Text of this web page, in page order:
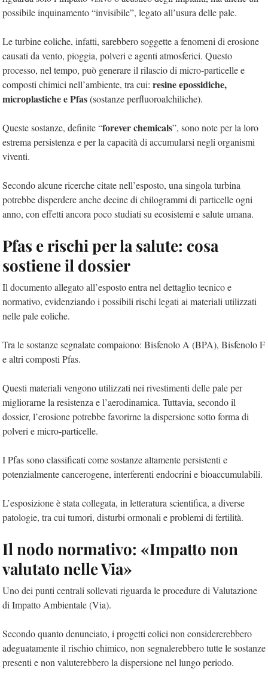
possibile inquinamento “invisibile”, legato all’usura delle pale.
Le turbine eoliche, infatti, sarebbero soggette a fenomeni di erosione
causati da vento, pioggia, polveri e agenti atmosferici. Questo
processo, nel tempo, può generare il rilascio di micro-particelle e
composti chimici nell’ambiente, tra cui: resine epossidiche,
microplastiche ePfas(sostanze perfluoroalchiliche).
Queste sostanze, definite “forever chemicals”, sono note per la loro
estrema persistenza e per la capacità di accumularsi negli organismi
viventi.
Secondo alcune ricerche citate nell’esposto, una singola turbina
potrebbe disperdere anche decine di chilogrammi di particelle ogni
anno, con effetti ancora poco studiati su ecosistemi e salute umana.
Pfas e rischi per la salute: cosa
sostiene il dossier
Il documento allegato all’esposto entra nel dettaglio tecnico e
normativo, evidenziando i possibili rischi legati ai materiali utilizzati
nelle pale eoliche.
Tra le sostanze segnalate compaiono: Bisfenolo A (BPA), Bisfenolo F
ealtri composti Pfas.
Questi materiali vengono utilizzati nei rivestimenti delle pale per
migliorarne la resistenza e l’aerodinamica. Tuttavia, secondo il
dossier, l’erosione potrebbe favorirne la dispersione sotto forma di
polveri e micro-particelle.
I Pfas sono classificati come sostanze altamente persistenti e
potenzialmentecancerogene, interferenti endocrini ebioaccumulabili.
L’esposizione è stata collegata, in letteratura scientifica, a diverse
patologie, tra cui tumori, disturbi ormonali e problemi di fertilità.
Il nodo normativo: «Impatto non
valutato nelle Via»
Uno dei punti centrali sollevati riguarda le procedure di Valutazione
di Impatto Ambientale (Via).
Secondo quanto denunciato, i progetti eolici non considererebbero
adeguatamente il rischio chimico, non segnalerebbero tutte le sostanze
presenti enon valuterebbero la dispersione nel lungo periodo.